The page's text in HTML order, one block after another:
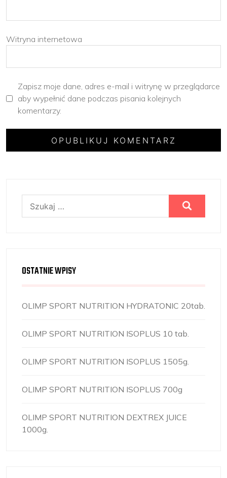
Witryna internetowa
Zapisz moje dane, adres e-mail i witrynę w przeglądarce
aby wypełnić dane podczas pisania kolejnych
komentarzy.
OSTATNIE WPISY
OLIMP SPORT NUTRITION HYDRATONIC 20tab.
OLIMP SPORT NUTRITION ISOPLUS 10 tab.
OLIMP SPORT NUTRITION ISOPLUS 1505g.
OLIMP SPORT NUTRITION ISOPLUS 700g
OLIMP SPORT NUTRITION DEXTREX JUICE
1000g.